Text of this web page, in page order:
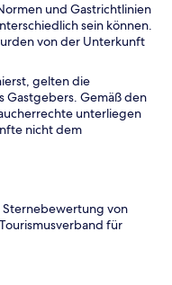
und Gastrichtlinien
sein können.
von der Unterkunft
gelten die
Gemäß den
unterliegen
nicht dem
Sternebewertung von
für